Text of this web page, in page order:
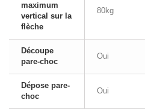
maximum
vertical sur la
flèche
80kg
Découpe
pare-choc
Oui
Dépose pare-
choc
Oui